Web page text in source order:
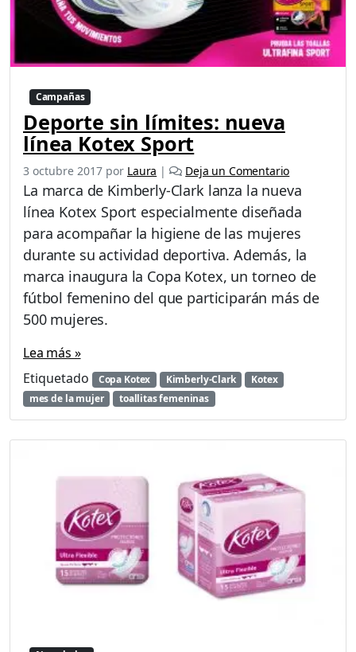
Campañas
Deporte sin límites: nueva
línea Kotex Sport
3 octubre 2017 por Laura | Deja un Comentario
La marca de Kimberly-Clark lanza la nueva
línea Kotex Sport especialmente diseñada
para acompañar la higiene de las mujeres
durante su actividad deportiva. Además, la
marca inaugura la Copa Kotex, un torneo de
fútbol femenino del que participarán más de
500 mujeres.
Lea más »
Etiquetado
Copa Kotex Kimberly-Clark
Kotex
mes de la mujer
toallitas femeninas